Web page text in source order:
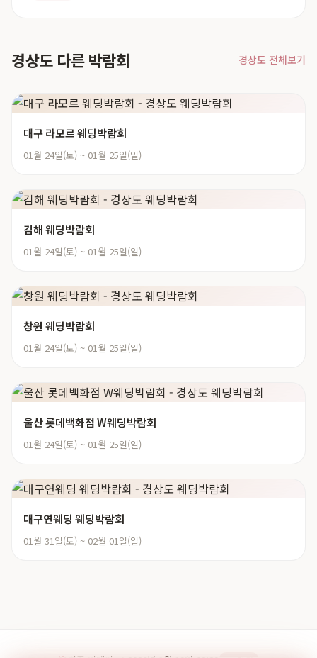
경상도 다른 박람회 경상도 전체보기
대구 라모르 웨딩박람회
01월 24일(토) ~ 01월 25일(일)
김해 웨딩박람회
01월 24일(토) ~ 01월 25일(일)
창원 웨딩박람회
01월 24일(토) ~ 01월 25일(일)
울산 롯데백화점 W웨딩박람회
01월 24일(토) ~ 01월 25일(일)
대구연웨딩 웨딩박람회
01월 31일(토) ~ 02월 01일(일)